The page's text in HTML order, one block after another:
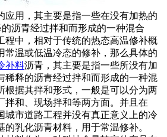
应用，其主要是指一些在没有加热的
沥青经过拌和而形成的一种混合
程中，相对于传统的热态高温修补概
常温或低温冷态的修补，那么具体的
补料沥青，其主要是指一些所没有加
稀释的沥青经过拌和而形成的一种混
根据其拌和形式，一般是可以分为两
拌和、现场拌和等两方面。并且在
城市道路工程并没有真正意义上的冷
的乳化沥青材料，用于常温修补。